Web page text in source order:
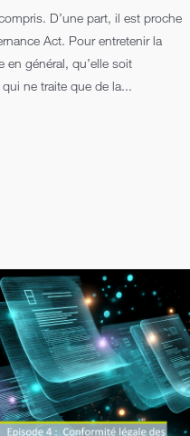
D’une part, il est proche
Act. Pour entretenir la
général, qu’elle soit
ne traite que de la...